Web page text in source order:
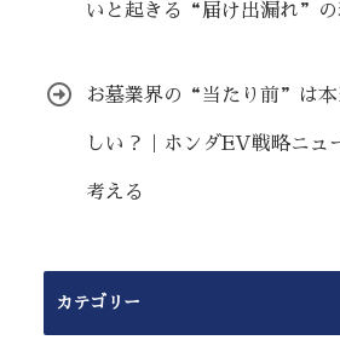
いと起きる“届け出漏れ”の
お墓業界の“当たり前”は本
しい？｜ホンダEV戦略ニュ
考える
カテゴリー